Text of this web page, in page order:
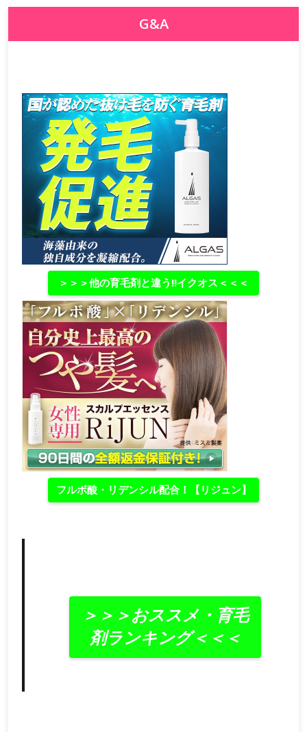
G&A
＞＞＞他の育毛剤と違う‼イクオス＜＜＜
フルボ酸・リデンシル配合！【リジュン】
＞＞＞おススメ・育毛
剤ランキング＜＜＜